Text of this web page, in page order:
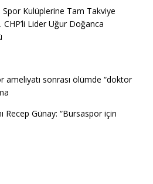
Spor Kulüplerine Tam Takviye
Lider Uğur Doğanca
ameliyatı sonrası ölümde “doktor
Recep Günay: “Bursaspor için